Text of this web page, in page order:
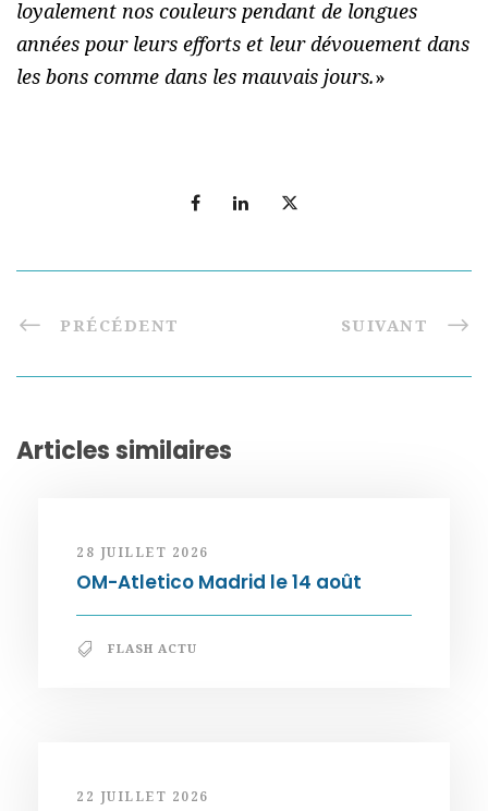
loyalement nos couleurs pendant de longues
années pour leurs efforts et leur dévouement dans
les bons comme dans les mauvais jours.»
PRÉCÉDENT SUIVANT
Articles similaires
28 JUILLET 2026
OM-Atletico Madrid le 14 août
FLASH ACTU
22 JUILLET 2026